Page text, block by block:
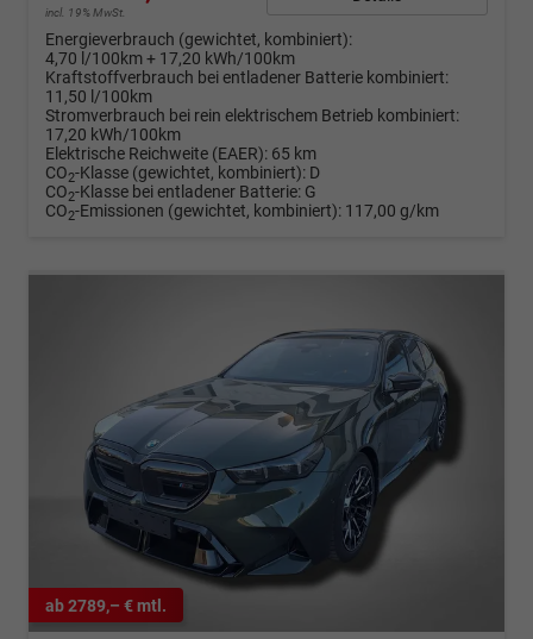
incl. 19% MwSt.
Energieverbrauch (gewichtet, kombiniert):
4,70 l/100km + 17,20 kWh/100km
Kraftstoffverbrauch bei entladener Batterie kombiniert:
11,50 l/100km
Stromverbrauch bei rein elektrischem Betrieb kombiniert:
17,20 kWh/100km
Elektrische Reichweite (EAER): 65 km
CO2-Klasse (gewichtet, kombiniert): D
CO2-Klasse bei entladener Batterie: G
CO2-Emissionen (gewichtet, kombiniert): 117,00 g/km
ab 2789,– € mtl.